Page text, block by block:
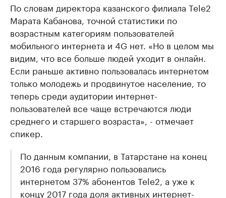
По словам директора казанского филиала Tele2
Марата Кабанова, точной статистики по
возрастным категориям пользователей
мобильного интернета и 4G нет. «Но в целом мы
видим, что все больше людей уходит в онлайн.
Если раньше активно пользовалась интернетом
только молодежь и продвинутое население, то
теперь среди аудитории интернет-
пользователей все чаще встречаются люди
среднего и старшего возраста», - отмечает
спикер.
По данным компании, в Татарстане на конец
2016 года регулярно пользовались
интернетом 37% абонентов Tele2, а уже к
концу 2017 года доля активных интернет-